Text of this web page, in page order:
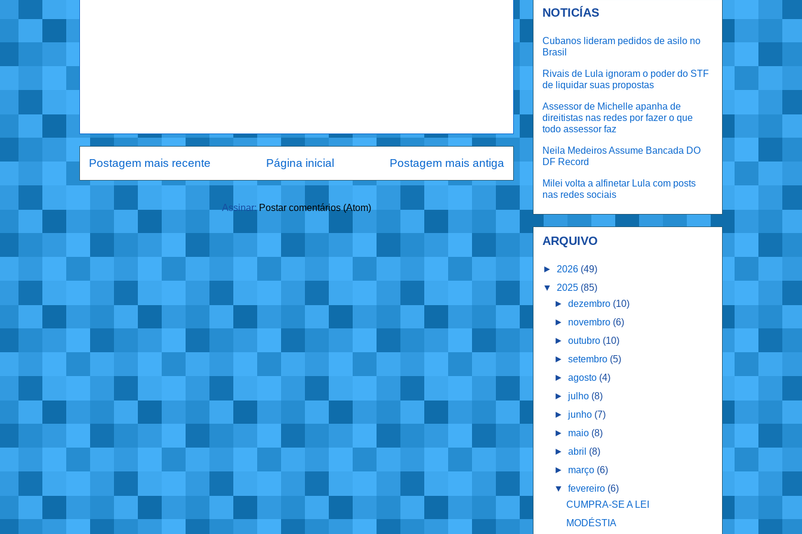
Postagem mais recente Postagem mais antiga
Página inicial
Assinar: Postar comentários (Atom)
NOTICÍAS
Cubanos lideram pedidos de asilo no
Brasil
Rivais de Lula ignoram o poder do STF
de liquidar suas propostas
Assessor de Michelle apanha de
direitistas nas redes por fazer o que
todo assessor faz
Neila Medeiros Assume Bancada DO
DF Record
Milei volta a alfinetar Lula com posts
nas redes sociais
ARQUIVO
► 2026 (49)
▼ 2025 (85)
►dezembro (10)
► novembro (6)
►outubro (10)
►setembro (5)
►agosto (4)
► julho (8)
► junho (7)
► maio (8)
►abril (8)
► março (6)
▼fevereiro (6)
CUMPRA-SE A LEI
MODÉSTIA